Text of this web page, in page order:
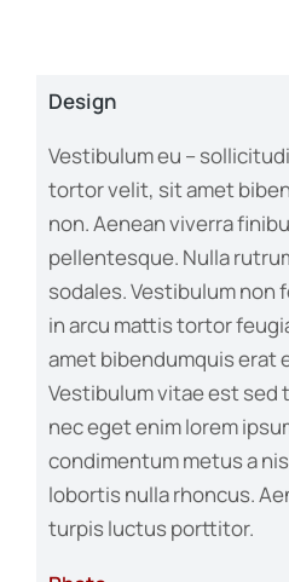
Design
Vestibulum eu –
tortor velit, sit amet
non. Aenean viverra
pellentesque. Nulla
sodales. Vestibulum non
in arcu mattis tortor
amet bibendumquis erat
Vestibulum vitae est
nec eget enim lorem
condimentum metus a
lobortis nulla rhoncus.
turpis luctus porttitor.